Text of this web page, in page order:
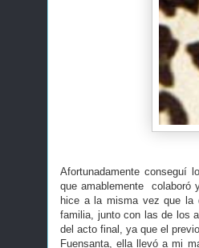
Afortunadamente conseguí
que amablemente colaboró
hice a la misma vez que la
familia, junto con las de los
del acto final, ya que el
Fuensanta, ella llevó a mi